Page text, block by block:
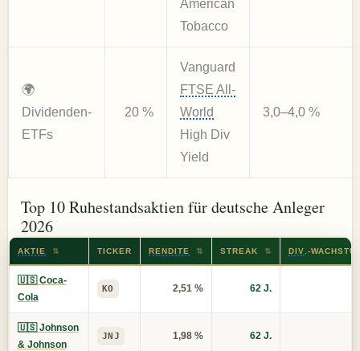
American
Tobacco
🌍
Dividenden-
ETFs
20 %
Vanguard
FTSE All-
World
High Div
Yield
3,0–4,0 %
Top 10 Ruhestandsaktien für deutsche Anleger
2026
AKTIE ⇅ TICKER RENDITE ⇅ STREAK ⇅ DIV .-
🇺🇸 Coca-
Cola
KO 2,51 % 62 J.
🇺🇸 Johnson
& Johnson
JNJ 1,98 % 62 J.